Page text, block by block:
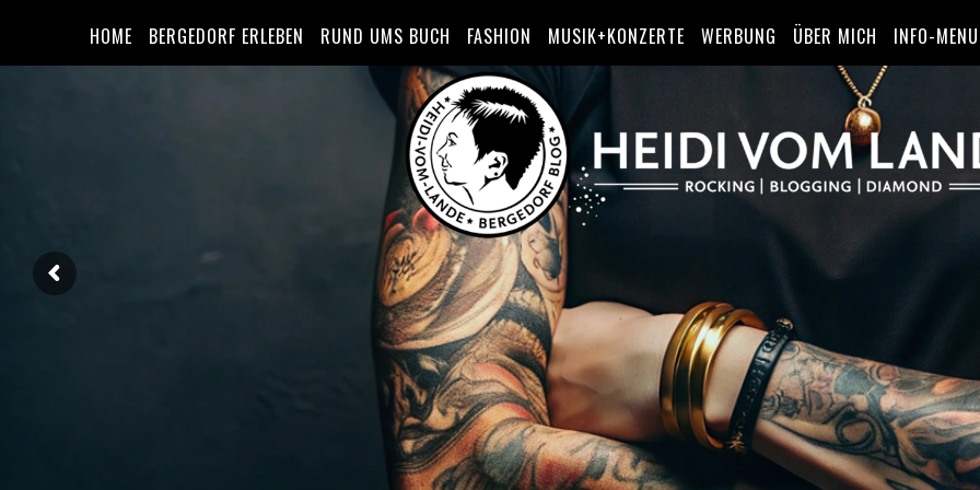
HOME BERGEDORF ERLEBEN RUND UMS BUCH FASHION MUSIK+KONZERTE WERBUNG ÜBER MICH INFO-